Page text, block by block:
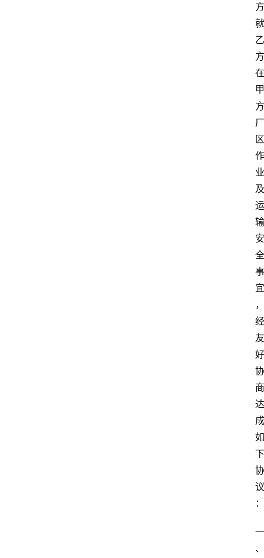
方
就
乙
方
在
甲
方
厂
区
作
业
及
运
输
安
全
事
宜
，
经
友
好
协
商
达
成
如
下
协
议
：
一
、